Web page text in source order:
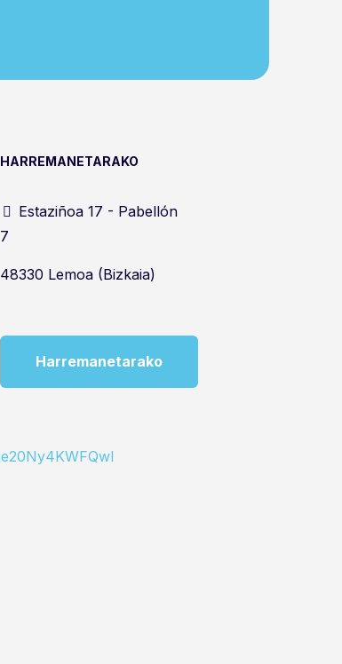
HARREMANETARAKO
Estaziñoa 17 - Pabellón
7
48330 Lemoa (Bizkaia)
Harremanetarako